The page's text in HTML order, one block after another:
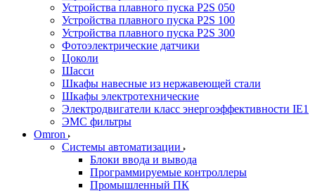
Устройства плавного пуска P2S 050
Устройства плавного пуска P2S 100
Устройства плавного пуска P2S 300
Фотоэлектрические датчики
Цоколи
Шасси
Шкафы навесные из нержавеющей стали
Шкафы электротехнические
Электродвигатели класс энергоэффективности IE1
ЭМС фильтры
Omron
Системы автоматизации
Блоки ввода и вывода
Программируемые контроллеры
Промышленный ПК